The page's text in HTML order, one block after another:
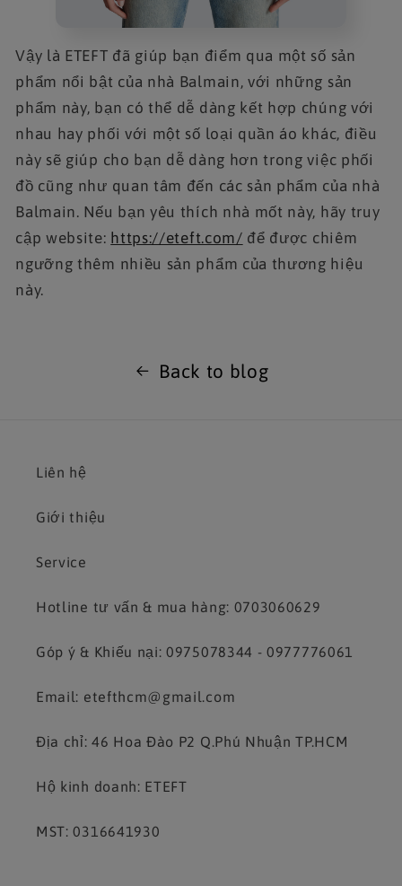
Vậy là ETEFT đã giúp bạn điểm qua một số sản
phẩm nổi bật của nhà Balmain, với những sản
phẩm này, bạn có thể dễ dàng kết hợp chúng với
nhau hay phối với một số loại quần áo khác, điều
này sẽ giúp cho bạn dễ dàng hơn trong việc phối
đồ cũng như quan tâm đến các sản phẩm của nhà
Balmain. Nếu bạn yêu thích nhà mốt này, hãy truy
cập website: https://eteft.com/ để được chiêm
ngưỡng thêm nhiều sản phẩm của thương hiệu
này.
Back to blog
Liên hệ
Giới thiệu
Service
Hotline tư vấn & mua hàng: 0703060629
Góp ý & Khiếu nại: 0975078344 - 0977776061
Email: etefthcm@gmail.com
Địa chỉ: 46 Hoa Đào P2 Q.Phú Nhuận TP.HCM
Hộ kinh doanh: ETEFT
MST: 0316641930